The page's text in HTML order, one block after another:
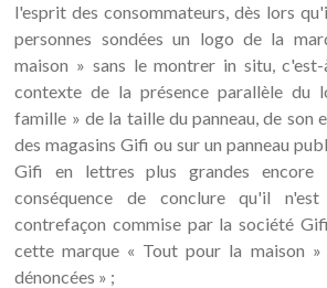
l'esprit des consommateurs, dès lors
personnes sondées un logo de la
maison » sans le montrer in situ,
contexte de la présence parallèle du
famille » de la taille du panneau, de son
des magasins Gifi ou sur un panneau
Gifi en lettres plus grandes encore
conséquence de conclure qu'il
contrefaçon commise par la société
cette marque « Tout pour la maison »
dénoncées » ;